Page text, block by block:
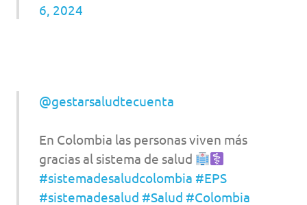
6, 2024
@gestarsaludtecuenta
En Colombia las personas viven más
gracias al sistema de salud
#sistemadesaludcolombia #EPS
#sistemadesalud #Salud #Colombia